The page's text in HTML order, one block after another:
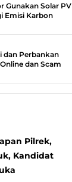
Gunakan Solar PV
Emisi Karbon
dan Perbankan
dan Scam
Pilrek,
Kandidat